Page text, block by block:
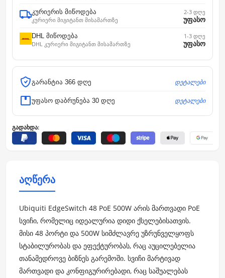
კურიერის მიწოდება
კურიერი მიგიტანთ მისამართზე
2-3 დღე
უფასო
DHL მიწოდება
DHL კურიერი მიგიტანთ მისამართზე
1-3 დღე
უფასო
გარანტია 366 დღე დეტალები
უფასო დაბრუნება 30 დღე დეტალები
გადახდა:
აღწერა
Ubiquiti EdgeSwitch 48 PoE 500W არის მართვადი PoE
სვიჩი, რომელიც იდეალურია დიდი ქსელებისათვის.
მისი 48 პორტი და 500W სიმძლავრე უზრუნველყოფს
სტაბილურობას და ეფექტურობას, რაც აუცილებელია
თანამედროვე ბიზნეს გარემოში. სვიჩი მარტივად
მართვადი და კონფიგურირებადი, რაც საშუალებას